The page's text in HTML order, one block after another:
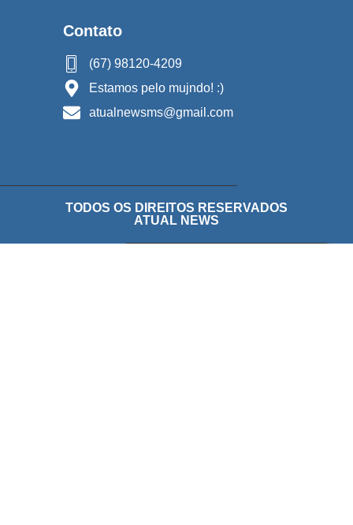
Contato
(67) 98120-4209
Estamos pelo mujndo! :)
atualnewsms@gmail.com
TODOS OS DIREITOS RESERVADOS
ATUAL NEWS